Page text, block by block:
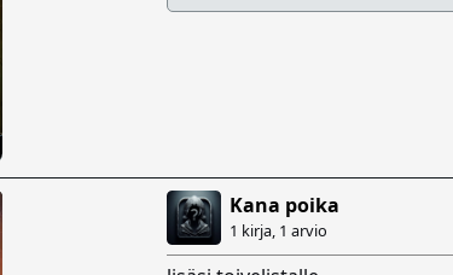
Kana poika
1 kirja, 1 arvio